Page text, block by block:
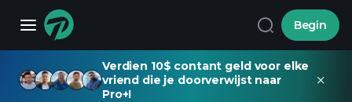
Begin
Verdien 10$ contant geld voor elke
vriend die je doorverwijst naar
Pro+!